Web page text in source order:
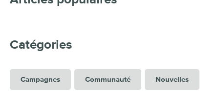
Catégories
Campagnes Communauté Nouvelles